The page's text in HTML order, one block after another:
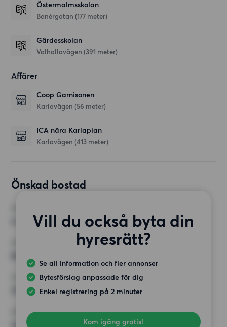
Östermalmsskolan
Banérgatan (177 meter)
Gärdesskolan
Valhallavägen (391 meter)
Affärer
Coop Garnisonen
Karlavägen (56 meter)
ICA nära Karlaplan
Karlavägen (413 meter)
Önskad bostad
Vill du också byta din
hyresrätt?
Se all information och fler annonser
Bytesförslag anpassade för dig
Enkel registrering på 2 minuter
Kom igång gratis!
MINST ANTAL KVADRATMETER
HÖGSTA HYRA
25 000 kr
Inga speciella krav